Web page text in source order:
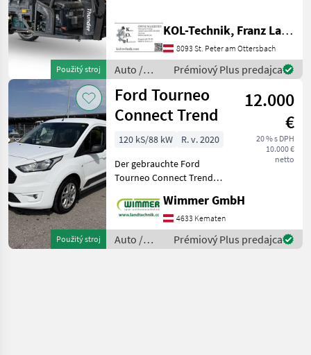
Použitý stroj
Batterie: 60 V, 45 Ah -
Bremse: Scheibenbremse
vorne, Trommelbremse
hinten - Max. G
KOL-Technik, Franz Lampl-Küssner
8093 St. Peter am Ottersbach
Auto /
Motocykle
/ Nero
Prémiový Plus predajca
Použitý stroj
Ford Tourneo
Connect Trend
12.000
€
20 % s DPH
10.000 €
netto
120 kS/88 kW
R. v. 2020
Der gebrauchte Ford
Tourneo Connect Trend
seine hohe
Alltagstauglichkeit, den
großzügigen Innenraum
und eine umfangreiche
Wimmer GmbH
4633 Kematen
Auto /
Motocykle
Prémiový Plus predajca